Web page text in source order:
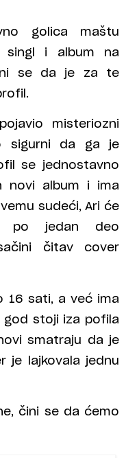
golica maštu
singl i album na
se da je za te
misteriozni
sigurni da ga je
se jednostavno
album i ima
sudeći, Ari će
po jedan deo
čitav cover
16 sati, a već ima
god stoji iza pofila
smatraju da je
je lajkovala jednu
čini se da ćemo